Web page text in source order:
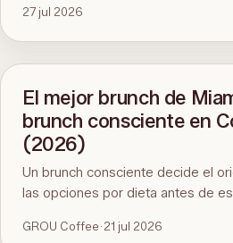
saludables, divertidos eventos
inmejorable.
27 jul 2026
El mejor brunch de
brunch consciente en
(2026)
Un brunch consciente decide el
las opciones por dieta antes de
prueba de noventa segundos y
GROU Coffee·21 jul 2026